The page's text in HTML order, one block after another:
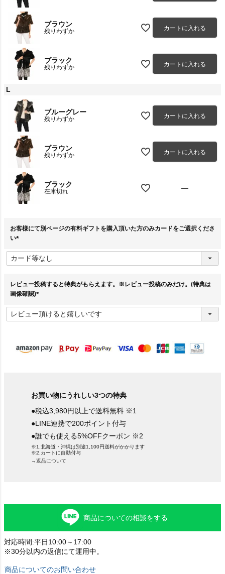
ブラウン
残りわずか カートに入れる
ブラック
残りわずか カートに入れる
L
ブルーグレー
残りわずか カートに入れる
ブラウン
残りわずか カートに入れる
ブラック
在庫切れ —
お客様にて別ページの有料ギフトを購入頂いた方のみカードをご選択くださ
い
必
須
レビュー投稿すると特典がもらえます。※レビュー投稿のみだけ。(特典は
画像確認)
必
須
お買い物にうれしい3つの特典
●税込3,980円以上で送料無料 ※1
●LINE連携で200ポイント付与
●誰でも使える5%OFFクーポン ※2
※1.北海道・沖縄は別途1,100円送料がかかります
※2.カートに自動付与
→返品について
商品についての相談をする
対応時間:平日10:00～17:00
※30分以内の返信にて運用中。
商品についてのお問い合わせ